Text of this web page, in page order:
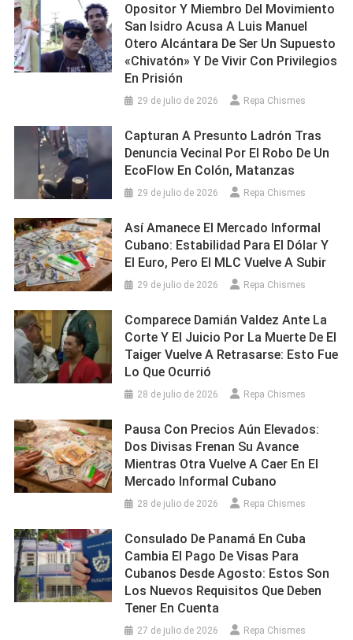
Opositor Y Miembro Del Movimiento
San Isidro Acusa A Luis Manuel
Otero Alcántara De Ser Un Supuesto
«chivatón» Y De Vivir Con Privilegios
En Prisión
29 de julio de 2026 Repa Chismes
Capturan A Presunto Ladrón Tras
Denuncia Vecinal Por El Robo De Un
EcoFlow En Colón, Matanzas
29 de julio de 2026 Repa Chismes
Así Amanece El Mercado Informal
Cubano: Estabilidad Para El Dólar Y
El Euro, Pero El MLC Vuelve A Subir
29 de julio de 2026 Repa Chismes
Comparece Damián Valdez Ante La
Corte Y El Juicio Por La Muerte De El
Taiger Vuelve A Retrasarse: Esto Fue
Lo Que Ocurrió
28 de julio de 2026 Repa Chismes
Pausa Con Precios Aún Elevados:
Dos Divisas Frenan Su Avance
Mientras Otra Vuelve A Caer En El
Mercado Informal Cubano
28 de julio de 2026 Repa Chismes
Consulado De Panamá En Cuba
Cambia El Pago De Visas Para
Cubanos Desde Agosto: Estos Son
Los Nuevos Requisitos Que Deben
Tener En Cuenta
27 de julio de 2026 Repa Chismes